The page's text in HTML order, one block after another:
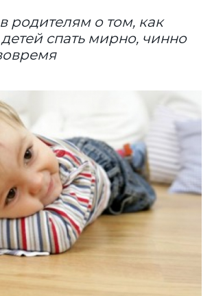
родителям о том, как
спать мирно, чинно